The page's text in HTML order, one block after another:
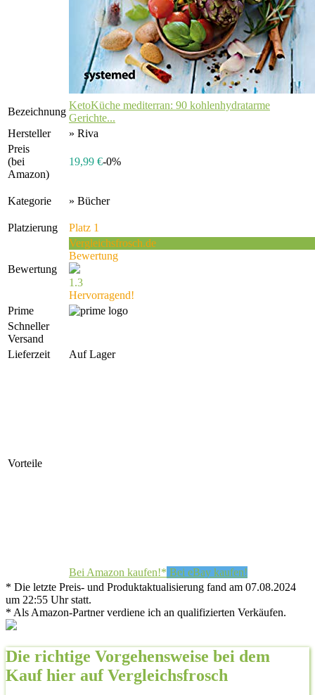
Bezeichnung
KetoKüche mediterran: 90 kohlenhydratarme
Gerichte...
Hersteller
» Riva
Preis
(bei
Amazon)
19,99 €-0%
Kategorie » Bücher
Platzierung Platz 1
Bewertung
Vergleichsfrosch.de
Bewertung
1.3
Hervorragend!
Prime
Schneller
Versand
Lieferzeit
Auf Lager
Vorteile
Bei Amazon kaufen!* Bei eBay kaufen!
* Die letzte Preis- und Produktaktualisierung fand am 07.08.2024
um 22:55 Uhr statt.
* Als Amazon-Partner verdiene ich an qualifizierten Verkäufen.
Die richtige Vorgehensweise bei dem
Kauf hier auf Vergleichsfrosch